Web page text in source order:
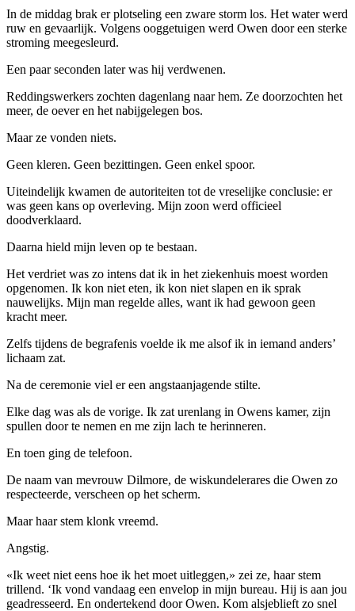
In de middag brak er plotseling een zware storm los. Het water werd
ruw en gevaarlijk. Volgens ooggetuigen werd Owen door een sterke
stroming meegesleurd.
Een paar seconden later was hij verdwenen.
Reddingswerkers zochten dagenlang naar hem. Ze doorzochten het
meer, de oever en het nabijgelegen bos.
Maar ze vonden niets.
Geen kleren. Geen bezittingen. Geen enkel spoor.
Uiteindelijk kwamen de autoriteiten tot de vreselijke conclusie: er
was geen kans op overleving. Mijn zoon werd officieel
doodverklaard.
Daarna hield mijn leven op te bestaan.
Het verdriet was zo intens dat ik in het ziekenhuis moest worden
opgenomen. Ik kon niet eten, ik kon niet slapen en ik sprak
nauwelijks. Mijn man regelde alles, want ik had gewoon geen
kracht meer.
Zelfs tijdens de begrafenis voelde ik me alsof ik in iemand anders’
lichaam zat.
Na de ceremonie viel er een angstaanjagende stilte.
Elke dag was als de vorige. Ik zat urenlang in Owens kamer, zijn
spullen door te nemen en me zijn lach te herinneren.
En toen ging de telefoon.
De naam van mevrouw Dilmore, de wiskundelerares die Owen zo
respecteerde, verscheen op het scherm.
Maar haar stem klonk vreemd.
Angstig.
«Ik weet niet eens hoe ik het moet uitleggen,» zei ze, haar stem
trillend. ‘Ik vond vandaag een envelop in mijn bureau. Hij is aan jou
geadresseerd. En ondertekend door Owen. Kom alsjeblieft zo snel